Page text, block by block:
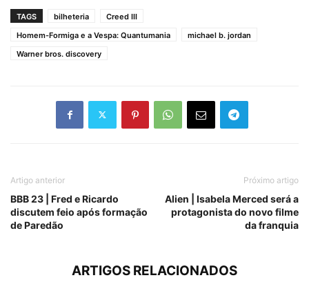
TAGS bilheteria
Creed III
Homem-Formiga e a Vespa: Quantumania
michael b. jordan
Warner bros. discovery
Artigo anterior
BBB 23 | Fred e Ricardo
discutem feio após formação
de Paredão
Próximo artigo
Alien | Isabela Merced será a
protagonista do novo filme
da franquia
ARTIGOS RELACIONADOS